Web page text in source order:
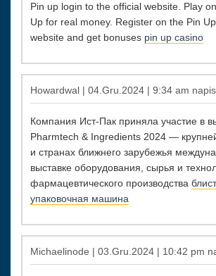
Pin up login to the official website. Play
Up for real money. Register on the Pin
website and get bonuses pin up casino
Howardwal | 04.Gru.2024 | 9:34 am
Компания Ист-Пак приняла участие в
Pharmtech & Ingredients 2024 —
и странах ближнего зарубежья
выставке оборудования, сырья и
фармацевтического производства
упаковочная машина
Michaelinode | 03.Gru.2024 | 10:42 pm